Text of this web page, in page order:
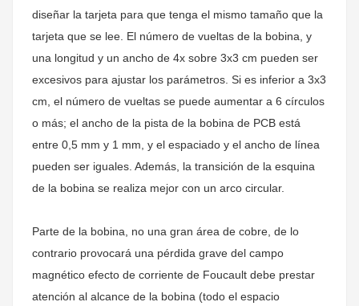
diseñar la tarjeta para que tenga el mismo tamaño que la
tarjeta que se lee. El número de vueltas de la bobina, y
una longitud y un ancho de 4x sobre 3x3 cm pueden ser
excesivos para ajustar los parámetros. Si es inferior a 3x3
cm, el número de vueltas se puede aumentar a 6 círculos
o más; el ancho de la pista de la bobina de PCB está
entre 0,5 mm y 1 mm, y el espaciado y el ancho de línea
pueden ser iguales. Además, la transición de la esquina
de la bobina se realiza mejor con un arco circular.
Parte de la bobina, no una gran área de cobre, de lo
contrario provocará una pérdida grave del campo
magnético efecto de corriente de Foucault debe prestar
atención al alcance de la bobina (todo el espacio